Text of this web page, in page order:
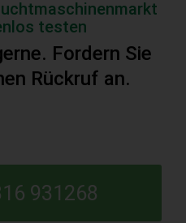
testen
Fordern Sie
Rückruf an.
931268